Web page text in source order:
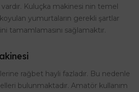
Kuluçka makinesi nin temel
koyulan yumurtaların gerekli şartlar
tamamlamasını sağlamaktır.
rağbet hayli fazladır. Bu nedenle
bulunmaktadır. Amatör kullanım